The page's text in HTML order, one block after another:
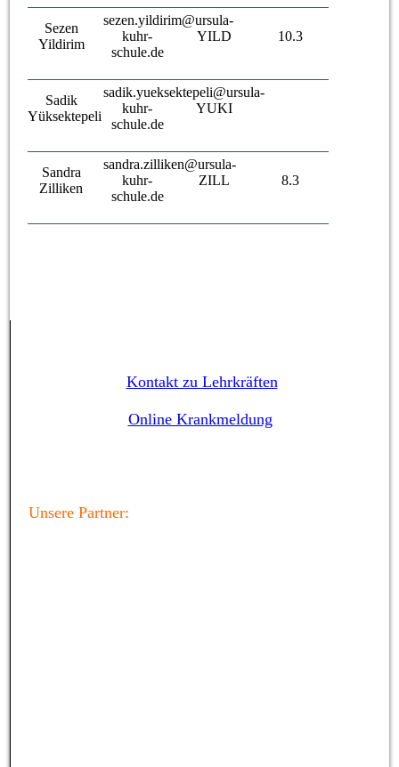
Sezen
Yildirim
sezen.yildirim@ursula-
kuhr-
schule.de
YILD 10.3
Sadik
Yüksektepeli
sadik.yueksektepeli@ursula-
kuhr-
schule.de
YUKI
Sandra
Zilliken
sandra.zilliken@ursula-
kuhr-
schule.de
ZILL 8.3
Kontakt zu Lehrkräften
Online Krankmeldung
Unsere Partner: